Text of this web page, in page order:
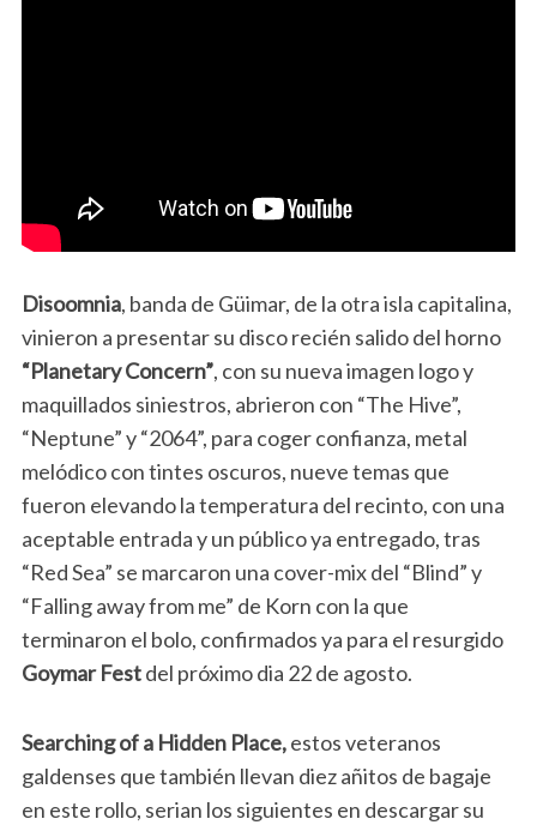
Disoomnia, banda de Güimar, de la otra isla capitalina,
vinieron a presentar su disco recién salido del horno
“Planetary Concern”, con su nueva imagen logo y
maquillados siniestros, abrieron con “The Hive”,
“Neptune” y “2064”, para coger confianza, metal
melódico con tintes oscuros, nueve temas que
fueron elevando la temperatura del recinto, con una
aceptable entrada y un público ya entregado, tras
“Red Sea” se marcaron una cover-mix del “Blind” y
“Falling away from me” de Korn con la que
terminaron el bolo, confirmados ya para el resurgido
Goymar Festdel próximo dia 22 de agosto.
Searching of a Hidden Place,estos veteranos
galdenses que también llevan diez añitos de bagaje
en este rollo, serian los siguientes en descargar su